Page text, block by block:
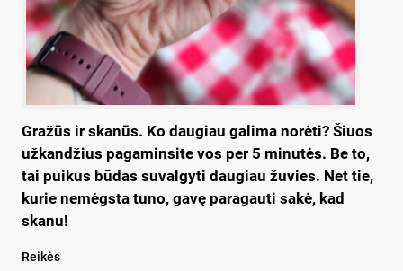
Gražūs ir skanūs. Ko daugiau galima norėti? Šiuos
užkandžius pagaminsite vos per 5 minutės. Be to,
tai puikus būdas suvalgyti daugiau žuvies. Net tie,
kurie nemėgsta tuno, gavę paragauti sakė, kad
skanu!
Reikės